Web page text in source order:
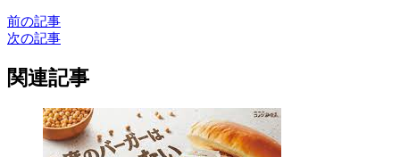
前の記事
次の記事
関連記事